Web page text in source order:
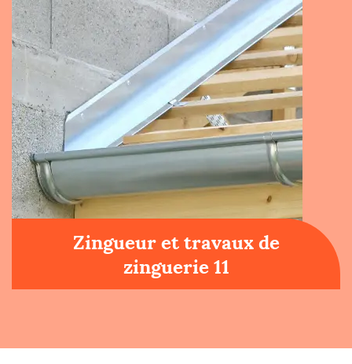
Zingueur et travaux de
zinguerie 11